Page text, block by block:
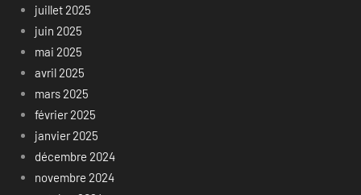
juillet 2025
juin 2025
mai 2025
avril 2025
mars 2025
février 2025
janvier 2025
décembre 2024
novembre 2024